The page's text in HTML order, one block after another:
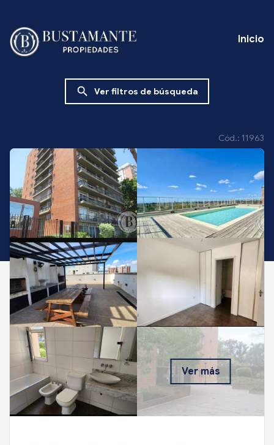
Inicio
search Ver filtros de búsqueda
Cód.: 11963
Ver más